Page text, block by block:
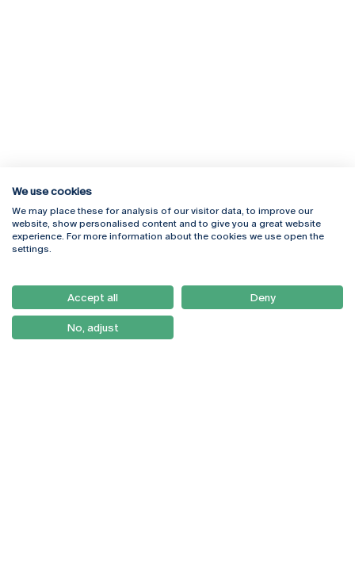
Rua Diogo Botelho 1327
4169-005 Porto
+351 226 196 240
Campus Online
Webmail
Como Chegar
Newsletter
We use cookies
We may place these for analysis of our visitor data, to improve our
website, show personalised content and to give you a great website
experience. For more information about the cookies we use open the
settings.
Accept all Deny
No, adjust